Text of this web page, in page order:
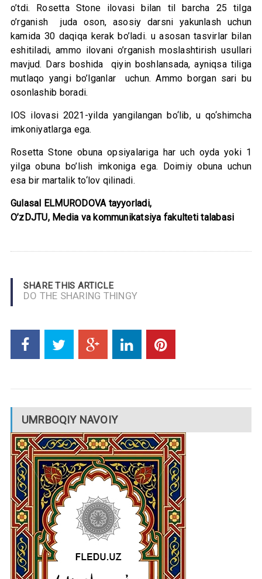
o’tdi. Rosetta Stone ilovasi bilan til barcha 25 tilga
o’rganish juda oson, asosiy darsni yakunlash uchun
kamida 30 daqiqa kerak bo’ladi. u asosan tasvirlar bilan
eshitiladi, ammo ilovani o’rganish moslashtirish usullari
mavjud. Dars boshida qiyin boshlansada, ayniqsa tiliga
mutlaqo yangi bo’lganlar uchun. Ammo borgan sari bu
osonlashib boradi.
IOS ilovasi 2021-yilda yangilangan bo‘lib, u qo‘shimcha
imkoniyatlarga ega.
Rosetta Stone obuna opsiyalariga har uch oyda yoki 1
yilga obuna bo’lish imkoniga ega. Doimiy obuna uchun
esa bir martalik to‘lov qilinadi.
Gulasal ELMURODOVA tayyorladi,
O’zDJTU, Media va kommunikatsiya fakulteti talabasi
SHARE THIS ARTICLE
DO THE SHARING THINGY
UMRBOQIY NAVOIY